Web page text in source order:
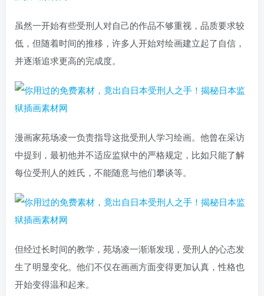
虽然一开始有些受刑人对自己的作品不够重视，品质要求较
低，但随着时间的推移，许多人开始对绘画建立起了自信，
并逐渐追求更高的完成度。
漫画家苑场凌一负责指导这批受刑人学习绘画。他曾在采访
中提到，最初他并不适应监狱中的严格规定，比如只能了解
每位受刑人的姓氏，不能随意与他们攀谈等。
但经过长时间的教学，苑场凌一渐渐发现，受刑人的心态发
生了明显变化。他们不仅在画画方面变得更加认真，性格也
开始变得温和起来。